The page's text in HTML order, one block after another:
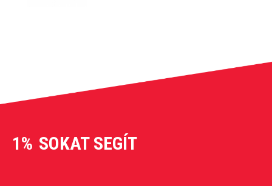
1% SOKAT SEGÍT